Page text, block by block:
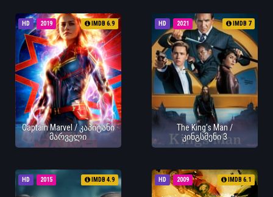
HD 2019 IMDB 6.9
Captain Marvel / კაპიტანი
მარველი
HD 2021 IMDB 7
The King's Man /
კინგსმენი 3
HD 2015 IMDB 4.9 HD 2009 IMDB 6.1